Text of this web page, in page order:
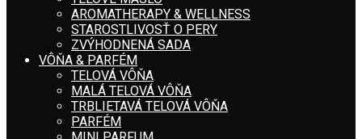
AROMATHERAPY & WELLNESS
STAROSTLIVOSŤ O PERY
ZVÝHODNENÁ SADA
VÔŇA & PARFÉM
TELOVÁ VÔŇA
MALÁ TELOVÁ VÔŇA
TRBLIETAVÁ TELOVÁ VÔŇA
PARFÉM